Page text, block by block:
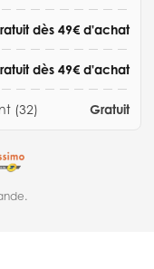
dès 49€ d'achat
dès 49€ d'achat
(32) Gratuit